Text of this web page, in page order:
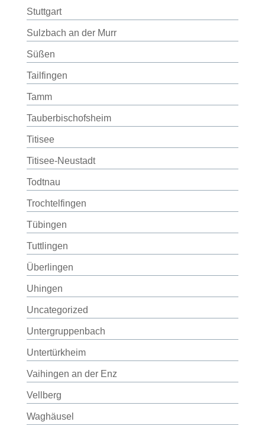
Stuttgart
Sulzbach an der Murr
Süßen
Tailfingen
Tamm
Tauberbischofsheim
Titisee
Titisee-Neustadt
Todtnau
Trochtelfingen
Tübingen
Tuttlingen
Überlingen
Uhingen
Uncategorized
Untergruppenbach
Untertürkheim
Vaihingen an der Enz
Vellberg
Waghäusel